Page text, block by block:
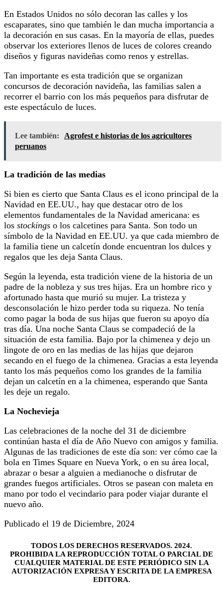
En Estados Unidos no sólo decoran las calles y los
escaparates, sino que también le dan mucha importancia a
la decoración en sus casas. En la mayoría de ellas, puedes
observar los exteriores llenos de luces de colores creando
diseños y figuras navideñas como renos y estrellas.
Tan importante es esta tradición que se organizan
concursos de decoración navideña, las familias salen a
recorrer el barrio con los más pequeños para disfrutar de
este espectáculo de luces.
Lee también:
Agrofest e historias de los agricultores
peruanos
La tradición de las medias
Si bien es cierto que Santa Claus es el icono principal de la
Navidad en EE.UU., hay que destacar otro de los
elementos fundamentales de la Navidad americana: es
los stockings o los calcetines para Santa. Son todo un
símbolo de la Navidad en EE.UU. ya que cada miembro de
la familia tiene un calcetín donde encuentran los dulces y
regalos que les deja Santa Claus.
Según la leyenda, esta tradición viene de la historia de un
padre de la nobleza y sus tres hijas. Era un hombre rico y
afortunado hasta que murió su mujer. La tristeza y
desconsolación le hizo perder toda su riqueza. No tenía
como pagar la boda de sus hijas que fueron su apoyo día
tras día. Una noche Santa Claus se compadeció de la
situación de esta familia. Bajo por la chimenea y dejo un
lingote de oro en las medias de las hijas que dejaron
secando en el fuego de la chimenea. Gracias a esta leyenda
tanto los más pequeños como los grandes de la familia
dejan un calcetín en a la chimenea, esperando que Santa
les deje un regalo.
La Nochevieja
Las celebraciones de la noche del 31 de diciembre
continúan hasta el día de Año Nuevo con amigos y familia.
Algunas de las tradiciones de este día son: ver cómo cae la
bola en Times Square en Nueva York, o en su área local,
abrazar o besar a alguien a medianoche o disfrutar de
grandes fuegos artificiales. Otros se pasean con maleta en
mano por todo el vecindario para poder viajar durante el
nuevo año.
Publicado el 19 de Diciembre, 2024
TODOS LOS DERECHOS RESERVADOS. 2024.
PROHIBIDA LA REPRODUCCIÓN TOTAL O PARCIAL DE
CUALQUIER MATERIAL DE ESTE PERIÓDICO SIN LA
AUTORIZACIÓN EXPRESA Y ESCRITA DE LA EMPRESA
EDITORA.